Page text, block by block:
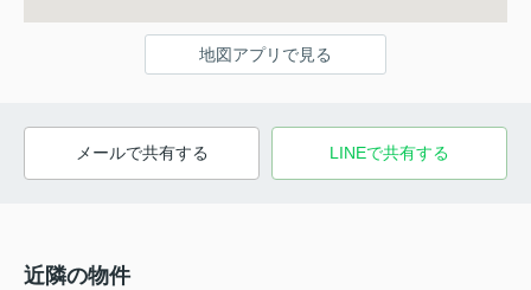
地図アプリで見る
メールで共有する LINEで共有する
近隣の物件